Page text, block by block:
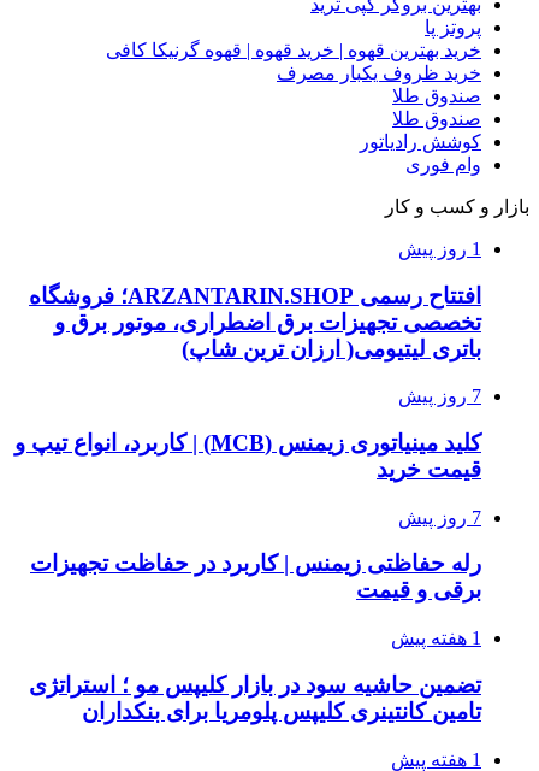
پروتز پا
خرید بهترین قهوه | خرید قهوه | قهوه گرنیکا کافی
خرید ظروف یکبار مصرف
صندوق طلا
صندوق طلا
کوشش رادیاتور
وام فوری
بازار و کسب و کار
1 روز پیش
افتتاح رسمی ARZANTARIN.SHOP؛ فروشگاه
تخصصی تجهیزات برق اضطراری، موتور برق و
باتری لیتیومی( ارزان ترین شاپ)
7 روز پیش
کلید مینیاتوری زیمنس (MCB) | کاربرد، انواع تیپ و
قیمت خرید
7 روز پیش
رله حفاظتی زیمنس | کاربرد در حفاظت تجهیزات
برقی و قیمت
1 هفته پیش
تضمین حاشیه سود در بازار کلیپس مو ؛ استراتژی
تامین کانتینری کلیپس پلومریا برای بنکداران
1 هفته پیش